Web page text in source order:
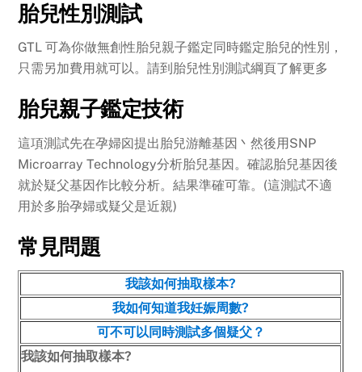
胎兒性別測試
GTL 可為你做無創性胎兒親子鑑定同時鑑定胎兒的性別，
只需另加費用就可以。請到胎兒性別測試綱頁了解更多
胎兒親子鑑定技術
這項測試先在孕婦囟提出胎兒游離基因丶然後用SNP
Microarray Technology分析胎兒基因。確認胎兒基因後
就於疑父基因作比較分析。結果準確可靠。(這測試不適
用於多胎孕婦或疑父是近親)
常見問題
我該如何抽取樣本?
我如何知道我妊娠周數?
可不可以同時測試多個疑父？
我該如何抽取樣本?